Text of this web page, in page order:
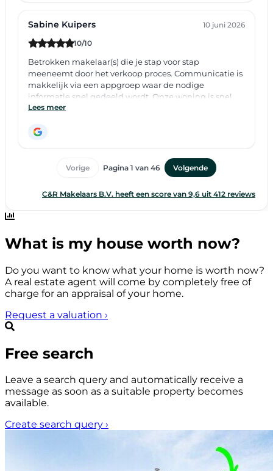
What is my house worth now?
Do you want to know what your home is worth now?
A real estate agent will come by completely free of
charge for an appraisal of your home.
Request a valuation ›
Free search
Leave a search query and automatically receive a
message as soon as a suitable property becomes
available.
Create search query ›